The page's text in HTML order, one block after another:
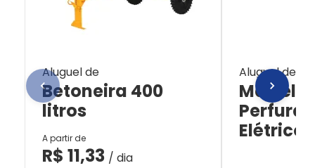
Aluguel de
Betoneira 400
litros
A partir de
R$ 11,33 / dia
Aluguel de
Elétrico